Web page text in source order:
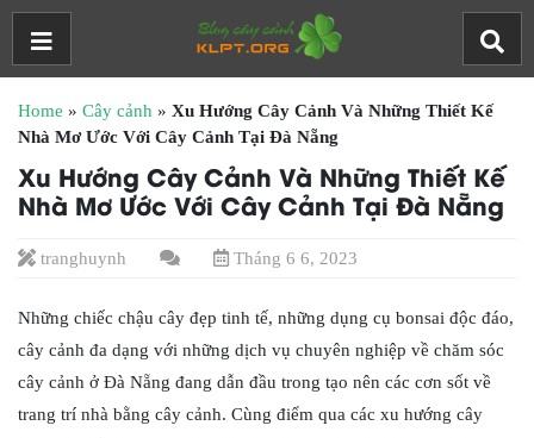
Home » Cây cảnh » Xu Hướng Cây Cảnh Và Những Thiết Kế
Nhà Mơ Ước Với Cây Cảnh Tại Đà Nẵng
Xu Hướng Cây Cảnh Và Những Thiết Kế
Nhà Mơ Ước Với Cây Cảnh Tại Đà Nẵng
tranghuynh Tháng 6 6, 2023
Những chiếc chậu cây đẹp tinh tế, những dụng cụ bonsai độc đáo,
cây cảnh đa dạng với những dịch vụ chuyên nghiệp về chăm sóc
cây cảnh ở Đà Nẵng đang dẫn đầu trong tạo nên các cơn sốt về
trang trí nhà bằng cây cảnh. Cùng điểm qua các xu hướng cây